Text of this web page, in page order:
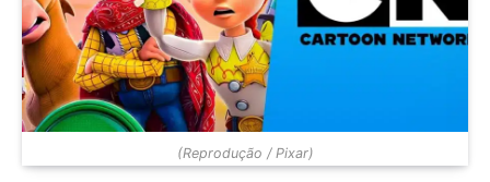
(Reprodução / Pixar)